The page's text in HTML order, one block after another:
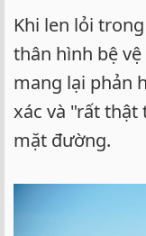
Khi len lỏi
thân hình bệ
mang lại phản
xác và "rất thật
mặt đường.